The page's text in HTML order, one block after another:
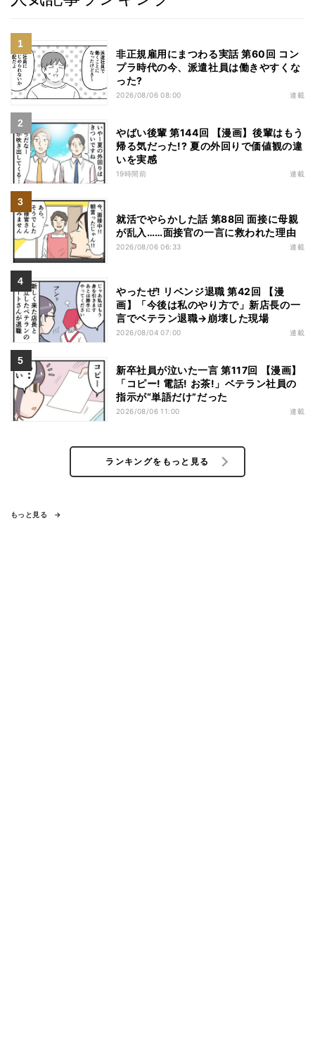
非正規雇用にまつわる実話 第60回 コン
プラ時代の今、派遣社員は働きやすくな
った?
2026/08/06 08:00 連載
やばい後輩 第144回 【漫画】後輩はもう
帰る気だった!? 夏の外回りで価値観の違
いを実感
19時間前 連載
就活でやらかした話 第88回 面接に母親
が乱入……面接官の一言に救われた理由
2026/08/06 06:33 連載
やったぜ! リベンジ退職 第42回 【漫
画】「今後は私のやり方で」新店長の一
言でベテラン退職→崩壊した現場
2026/08/04 07:00 連載
新卒社員が泣いた一言 第117回 【漫画】
「コピー! 電話! お茶!」ベテラン社員の
指示が“単語だけ”だった
2026/08/06 11:00 連載
ランキングをもっと見る
もっと見る